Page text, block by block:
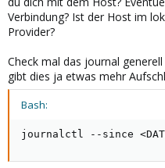
ist, wie kann ich das genauer
dagegen tun?
Fehlermeldung bei pvecm
corosync-config.
Vom Verständnis her: muss
pve nicht in einem cluster läuft?
da nämlich auch einen Fehler:
View attachment 50928
Verbindung? Ist der Host im
Provider?
Check mal das journal
gibt dies ja etwas mehr
Bash:
journalctl --since <